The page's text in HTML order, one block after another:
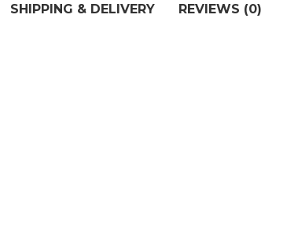
REVIEWS (0)
SHIPPING & DELIVERY